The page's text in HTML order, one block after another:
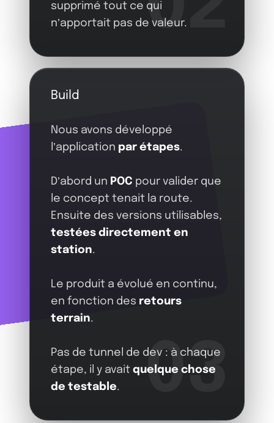
supprimé tout ce qui
n’apportait pas de valeur.
03
Build
Nous avons développé
l’application par étapes.
D’abord un POC pour valider que
le concept tenait la route.
Ensuite des versions utilisables,
testées directement en
station.
Le produit a évolué en continu,
en fonction des retours
terrain.
Pas de tunnel de dev : à chaque
étape, il y avait quelque chose
de testable.